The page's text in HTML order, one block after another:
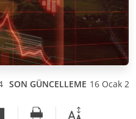
SON GÜNCELLEME 16 Ocak